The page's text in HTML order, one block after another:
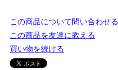
この商品について問い合わせる
この商品を友達に教える
買い物を続ける